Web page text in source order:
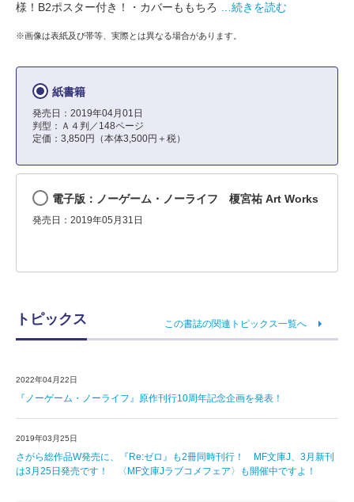
様！B2ポスター付き！・カバーももちろ
…続きを読む
※画像は表紙及び帯等、実際とは異なる場合があります。
紙書籍
発売日：2019年04月01日
判型：Ａ４判／148ページ
定価：3,850円（本体3,500円＋税）
電子版：ノーゲーム・ノーライフ 榎宮祐 Art Works
発売日：2019年05月31日
トピックス この書誌の関連トピックス一覧へ
2022年04月22日
『ノーゲーム・ノーライフ』原作刊行10周年記念企画を発表！
2019年03月25日
さがら総作品W発売に、『Re:ゼロ』も2冊同時刊行！ MF文庫J、3月新刊
は3月25日発売です！ 〈MF文庫Jラブコメフェア〉も開催中ですよ！